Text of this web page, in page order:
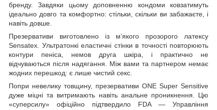
бренду. Завдяки цьому доповненню кондоми ковзатимуть
ідеально довго та комфортно: стільки, скільки ви забажаєте, і
навіть довше.
Презервативи виготовлено із м’якого прозорого латексу
Sensatex. Ультратонкі еластичні стінки в точності повторюють
контури пеніса, немов друга шкіра, і практично не
відчуваються після надягання. Між вами та партнером немає
жодних перешкод: є лише чистий секс.
Попри невелику товщину, презервативи ONE Super Sensitive
дуже міцні та витримають навіть анальне проникнення. Цю
«суперсилу» офіційно підтвердило FDA — Управління